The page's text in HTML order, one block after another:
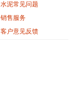
水泥常见问题
销售服务
客户意见反馈